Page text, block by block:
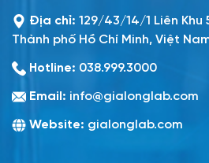
Địa chỉ: 129/43/14/1 Liên Khu
Thành phố Hồ Chí Minh, Việt
Hotline: 038.999.3000
Email: info@gialonglab.com
Website: gialonglab.com